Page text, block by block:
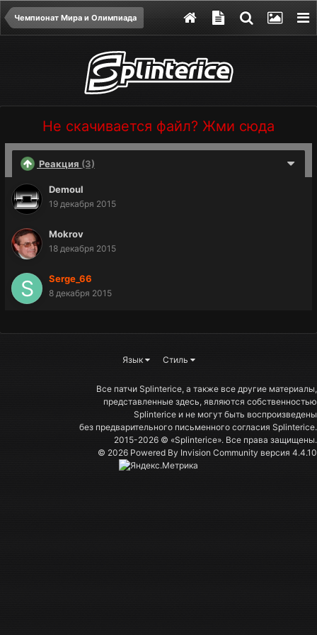
Чемпионат Мира и Олимпиада
Не скачивается файл? Жми сюда
Реакция (3)
Demoul
19 декабря 2015
Mokrov
18 декабря 2015
Serge_66
8 декабря 2015
Язык Стиль
Все патчи Splinterice, а также все другие материалы,
представленные здесь, являются собственностью
Splinterice и не могут быть воспроизведены
без предварительного письменного согласия Splinterice.
2015-2026 © «Splinterice». Все права защищены.
© 2026 Powered By Invision Community версия 4.4.10